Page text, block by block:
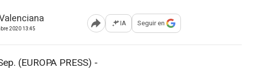
2020 13:45 Abrir opciones para compartir
IA Seguir en
(EUROPA PRESS) -